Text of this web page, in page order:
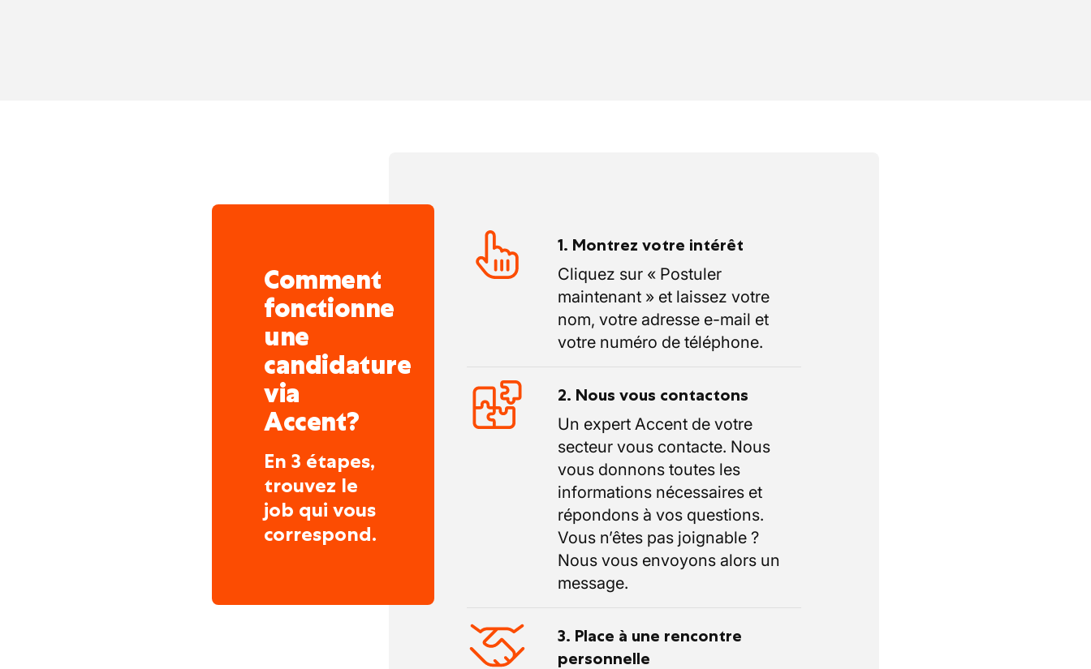
Comment
fonctionne
une
candidature
via
Accent?
En 3 étapes,
trouvez le
job qui vous
correspond.
1. Montrez votre intérêt
Cliquez sur « Postuler
maintenant » et laissez votre
nom, votre adresse e-mail et
votre numéro de téléphone.
2. Nous vous contactons
Un expert Accent de votre
secteur vous contacte. Nous
vous donnons toutes les
informations nécessaires et
répondons à vos questions.
Vous n’êtes pas joignable ?
Nous vous envoyons alors un
message.
3. Place à une rencontre
personnelle